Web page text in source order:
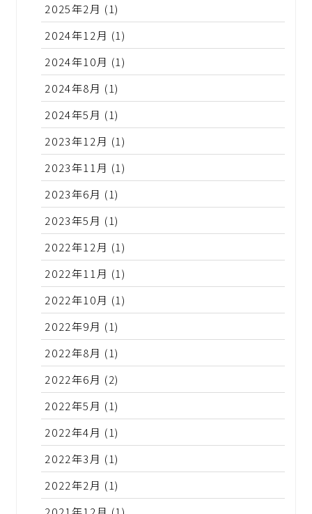
2025年2月 (1)
2024年12月 (1)
2024年10月 (1)
2024年8月 (1)
2024年5月 (1)
2023年12月 (1)
2023年11月 (1)
2023年6月 (1)
2023年5月 (1)
2022年12月 (1)
2022年11月 (1)
2022年10月 (1)
2022年9月 (1)
2022年8月 (1)
2022年6月 (2)
2022年5月 (1)
2022年4月 (1)
2022年3月 (1)
2022年2月 (1)